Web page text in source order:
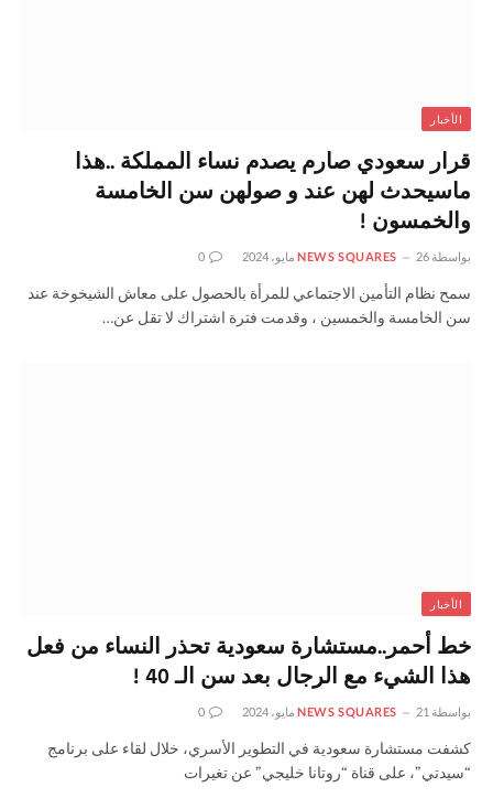
الأخبار
قرار سعودي صارم يصدم نساء المملكة ..هذا
ماسيحدث لهن عند و صولهن سن الخامسة
والخمسون !
بواسطة NEWS SQUARES 26 مايو، 2024 0
سمح نظام التأمين الاجتماعي للمرأة بالحصول على معاش الشيخوخة عند
سن الخامسة والخمسين ، وقدمت فترة اشتراك لا تقل عن…
الأخبار
خط أحمر..مستشارة سعودية تحذر النساء من فعل
هذا الشيء مع الرجال بعد سن الـ 40 !
بواسطة NEWS SQUARES 21 مايو، 2024 0
كشفت مستشارة سعودية في التطوير الأسري، خلال لقاء على برنامج
“سيدتي”، على قناة “روتانا خليجي” عن تغيرات